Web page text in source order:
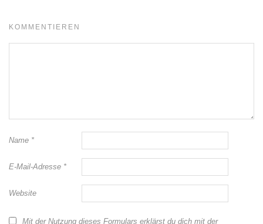
KOMMENTIEREN
Name *
E-Mail-Adresse *
Website
Mit der Nutzung dieses Formulars erklärst du dich mit der